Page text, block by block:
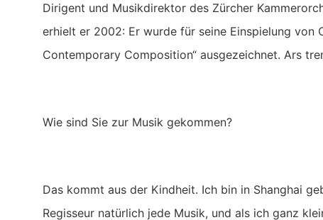
Dirigent und Musikdirektor des Zürcher
erhielt er 2002: Er wurde für seine Einspielung von
Contemporary Composition“ ausgezeichnet. Ars
Wie sind Sie zur Musik gekommen?
Das kommt aus der Kindheit. Ich bin in Shanghai
Regisseur natürlich jede Musik, und als ich ganz